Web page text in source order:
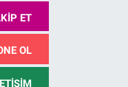
ET
OL